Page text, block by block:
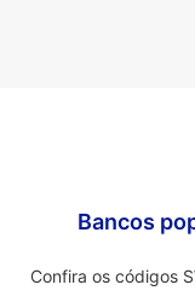
Bancos
Confira os códigos